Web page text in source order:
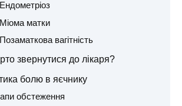
матки
вагітність
звернутися до лікаря?
болю в яєчнику
обстеження